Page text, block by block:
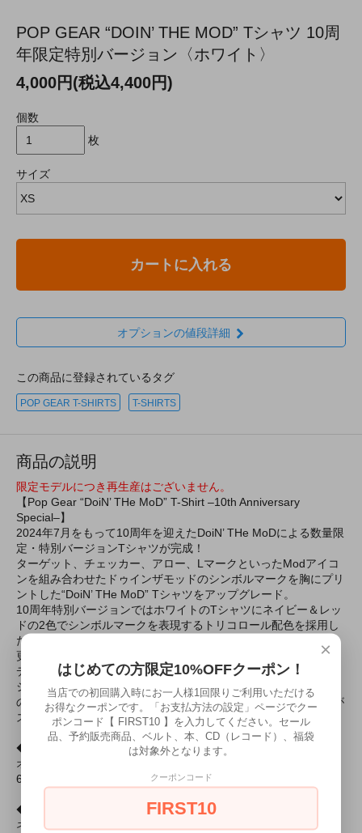
POP GEAR “DOIN’ THE MOD” Tシャツ 10周
年限定特別バージョン〈ホワイト〉
4,000円(税込4,400円)
個数
枚
サイズ
カートに入れる
オプションの値段詳細
この商品に登録されているタグ
POP GEAR T-SHIRTS T-SHIRTS
商品の説明
限定モデルにつき再生産はございません。
【Pop Gear “DoiN’ THe MoD” T-Shirt –10th Anniversary
Special–】
2024年7月をもって10周年を迎えたDoiN’ THe MoDによる数量限
定・特別バージョンTシャツが完成！
ターゲット、チェッカー、アロー、LマークといったModアイコ
ンを組み合わせたドゥインザモッドのシンボルマークを胸にプリ
ントした“DoiN’ THe MoD” Tシャツをアップグレード。
10周年特別バージョンではホワイトのTシャツにネイビー＆レッ
ドの2色でシンボルマークを表現するトリコロール配色を採用し
た。
更に左袖にプリントされた「10TH ANNIVERSARY」が特別なモ
デルであることを誇らしげに主張する。
シンプルでポップなデザインを提案しているPop Gear Tシャツ
の中にあっては一際にぎやかなデザインに人気のトリコロールが
スペシャルな一枚。
◆素材
オープンエンド コットン100%
6.2oz
◆プリント
ネイビー／染み込みプリント
×
はじめての方限定10%OFFクーポン！
当店での初回購入時にお一人様1回限りご利用いただける
お得なクーポンです。「お支払方法の設定」ページでクー
ポンコード【 FIRST10 】を入力してください。セール
品、予約販売商品、ベルト、本、CD（レコード）、福袋
は対象外となります。
クーポンコード
FIRST10